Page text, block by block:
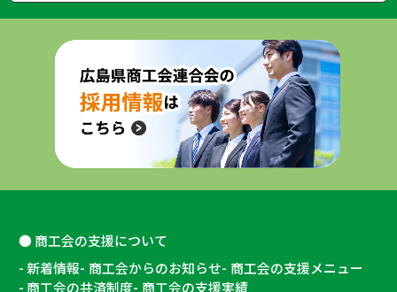
商工会の支援について
新着情報 商工会からのお知らせ 商工会の支援メニュー
商工会の共済制度 商工会の支援実績